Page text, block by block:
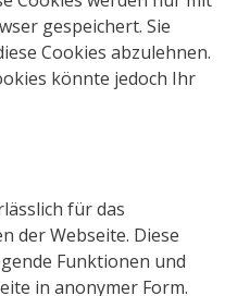
gespeichert. Sie
Cookies abzulehnen.
könnte jedoch Ihr
für das
der Webseite. Diese
Funktionen und
in anonymer Form.